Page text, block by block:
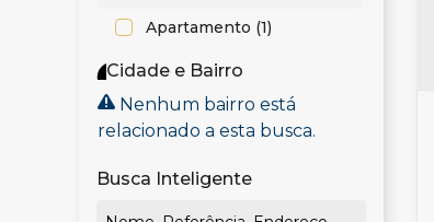
Apartamento (1)
Cidade e Bairro
Nenhum bairro está
relacionado a esta busca.
Busca Inteligente